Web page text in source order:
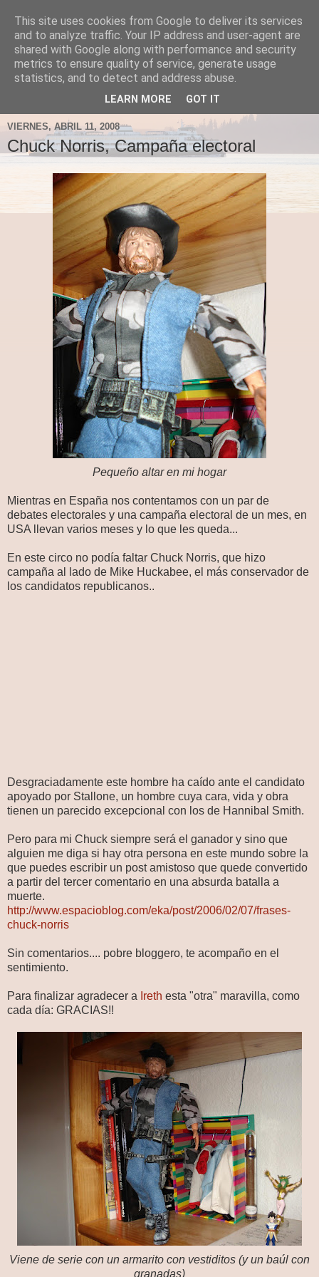
Fergus el Destructor
Blog sobre lo que le apetece escribir a Fergus, en el caso
de que le apetezca escribir.
VIERNES, ABRIL 11, 2008
Chuck Norris, Campaña electoral
Pequeño altar en mi hogar
Mientras en España nos contentamos con un par de
debates electorales y una campaña electoral de un mes, en
USA llevan varios meses y lo que les queda...
En este circo no podía faltar Chuck Norris, que hizo
campaña al lado de Mike Huckabee, el más conservador de
los candidatos republicanos..
Desgraciadamente este hombre ha caído ante el candidato
apoyado por Stallone, un hombre cuya cara, vida y obra
tienen un parecido excepcional con los de Hannibal Smith.
Pero para mi Chuck siempre será el ganador y sino que
alguien me diga si hay otra persona en este mundo sobre la
que puedes escribir un post amistoso que quede convertido
a partir del tercer comentario en una absurda batalla a
muerte.
http://www.espacioblog.com/eka/post/2006/02/07/frases-
chuck-norris
Sin comentarios.... pobre bloggero, te acompaño en el
sentimiento.
Para finalizar agradecer a Ireth esta "otra" maravilla, como
cada día: GRACIAS!!
Viene de serie con un armarito con vestiditos (y un baúl con
granadas)
This site uses cookies from Google to deliver its services
and to analyze traffic. Your IP address and user-agent are
shared with Google along with performance and security
metrics to ensure quality of service, generate usage
statistics, and to detect and address abuse.
LEARN MORE GOT IT